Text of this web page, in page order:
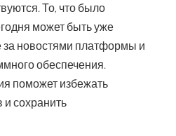
То, что было
может быть уже
за новостями платформы и
обеспечения.
поможет избежать
сохранить